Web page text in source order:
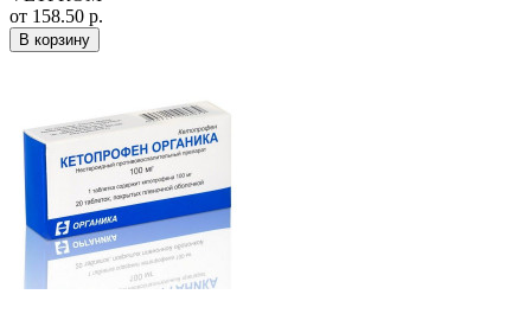
от 158.50 р.
В корзину